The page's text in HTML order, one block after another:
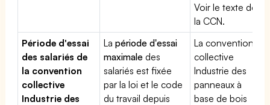
Voir le texte de
la CCN.
Période d'essai
des salariés de
la convention
collective
Industrie des
Lapériode d'essai
maximale des
salariés est fixée
par la loi et le code
du travail depuis
La convention
collective
Industrie des
panneaux à
base de bois